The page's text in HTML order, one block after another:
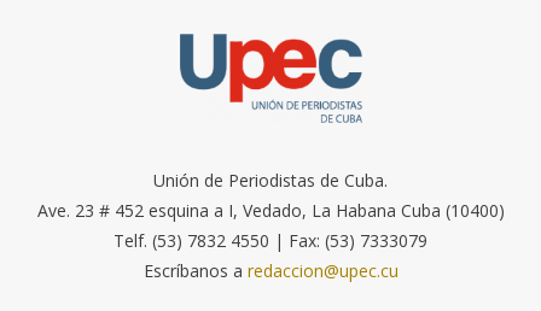
Unión de Periodistas de Cuba.
Ave. 23 # 452 esquina a I, Vedado, La Habana Cuba (10400)
Telf. (53) 7832 4550 | Fax: (53) 7333079
Escríbanos a redaccion@upec.cu